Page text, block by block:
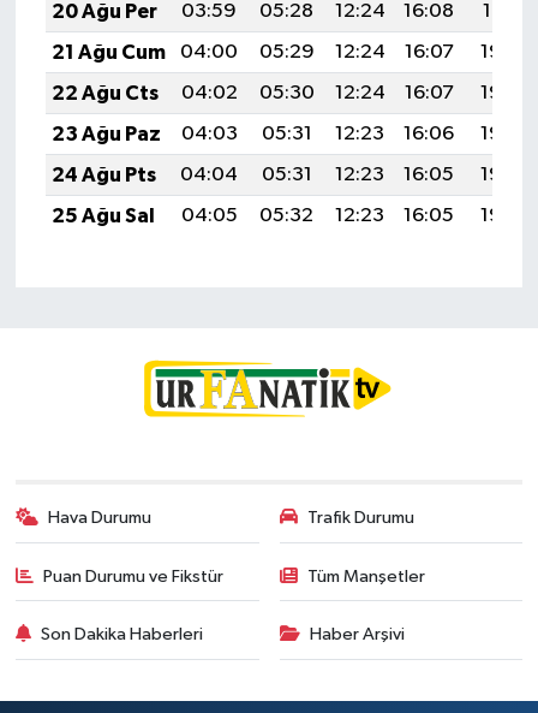
20 Ağu Per
03:59 05:28 12:24 16:08
19:10
21 Ağu Cum
04:00 05:29 12:24 16:07
19:09
22 Ağu Cts
04:02 05:30 12:24 16:07
19:08
23 Ağu Paz
04:03 05:31 12:23 16:06
19:06
24 Ağu Pts
04:04 05:31 12:23 16:05
19:05
25 Ağu Sal
04:05 05:32 12:23 16:05 19:03
Hava Durumu Trafik Durumu
Puan Durumu ve Fikstür Tüm Manşetler
Son Dakika Haberleri Haber Arşivi